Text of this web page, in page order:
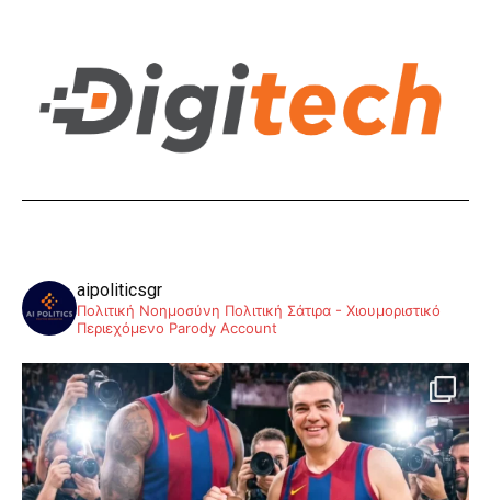
aipoliticsgr
Πολιτική Νοημοσύνη Πολιτική Σάτιρα - Χιουμοριστικό
Περιεχόμενο Parody Account